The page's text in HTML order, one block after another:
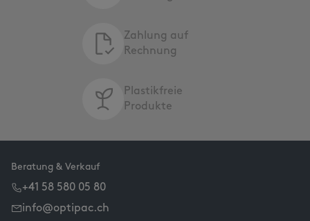
Zahlung auf
Rechnung
Plastikfreie
Produkte
Beratung & Verkauf
+41 58 580 05 80
info@optipac.ch